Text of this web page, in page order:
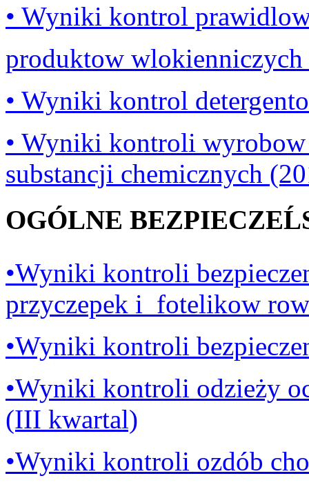
• Wyniki kontrol
produktow
• Wyniki kontrol
• Wyniki kontroli
substancji chemicznych
OGÓLNE
•Wyniki kontroli
przyczepek i fotelikow
•Wyniki kontroli
•Wyniki kontroli odzieży
(III kwartal)
•Wyniki kontroli ozdób